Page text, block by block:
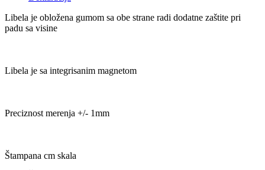
Libela je obložena gumom sa obe strane radi dodatne zaštite pri
padu sa visine
Libela je sa integrisanim magnetom
Preciznost merenja +/- 1mm
Štampana cm skala